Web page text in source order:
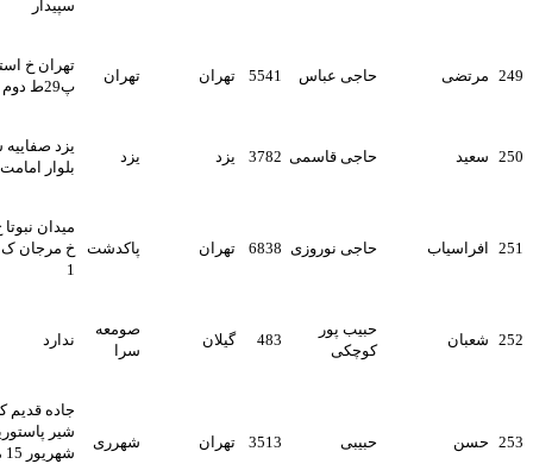
حاجی عباس 5541 تهران تهران
تهران خ استاد مطهری خ فجر
حاجی قاسمی 3782 یزد یزد
یزد صفاییه شهرک گلستان
بلوار امامت 12 پلاک 69
حاجی نوروزی 6838 تهران پاکدشت
میدان نبوتا خ روضوان شرقی
خ مرجان ک صادقپور پ 1واحد
کوچکی
483 گیلان
صومعه
سرا
حبیبی 3513 تهران شهرری
جاده قدیم کرج پشت کارخانه
شیر پاستوریزه کوی 17
شهریور 15 متری سوم کوچه